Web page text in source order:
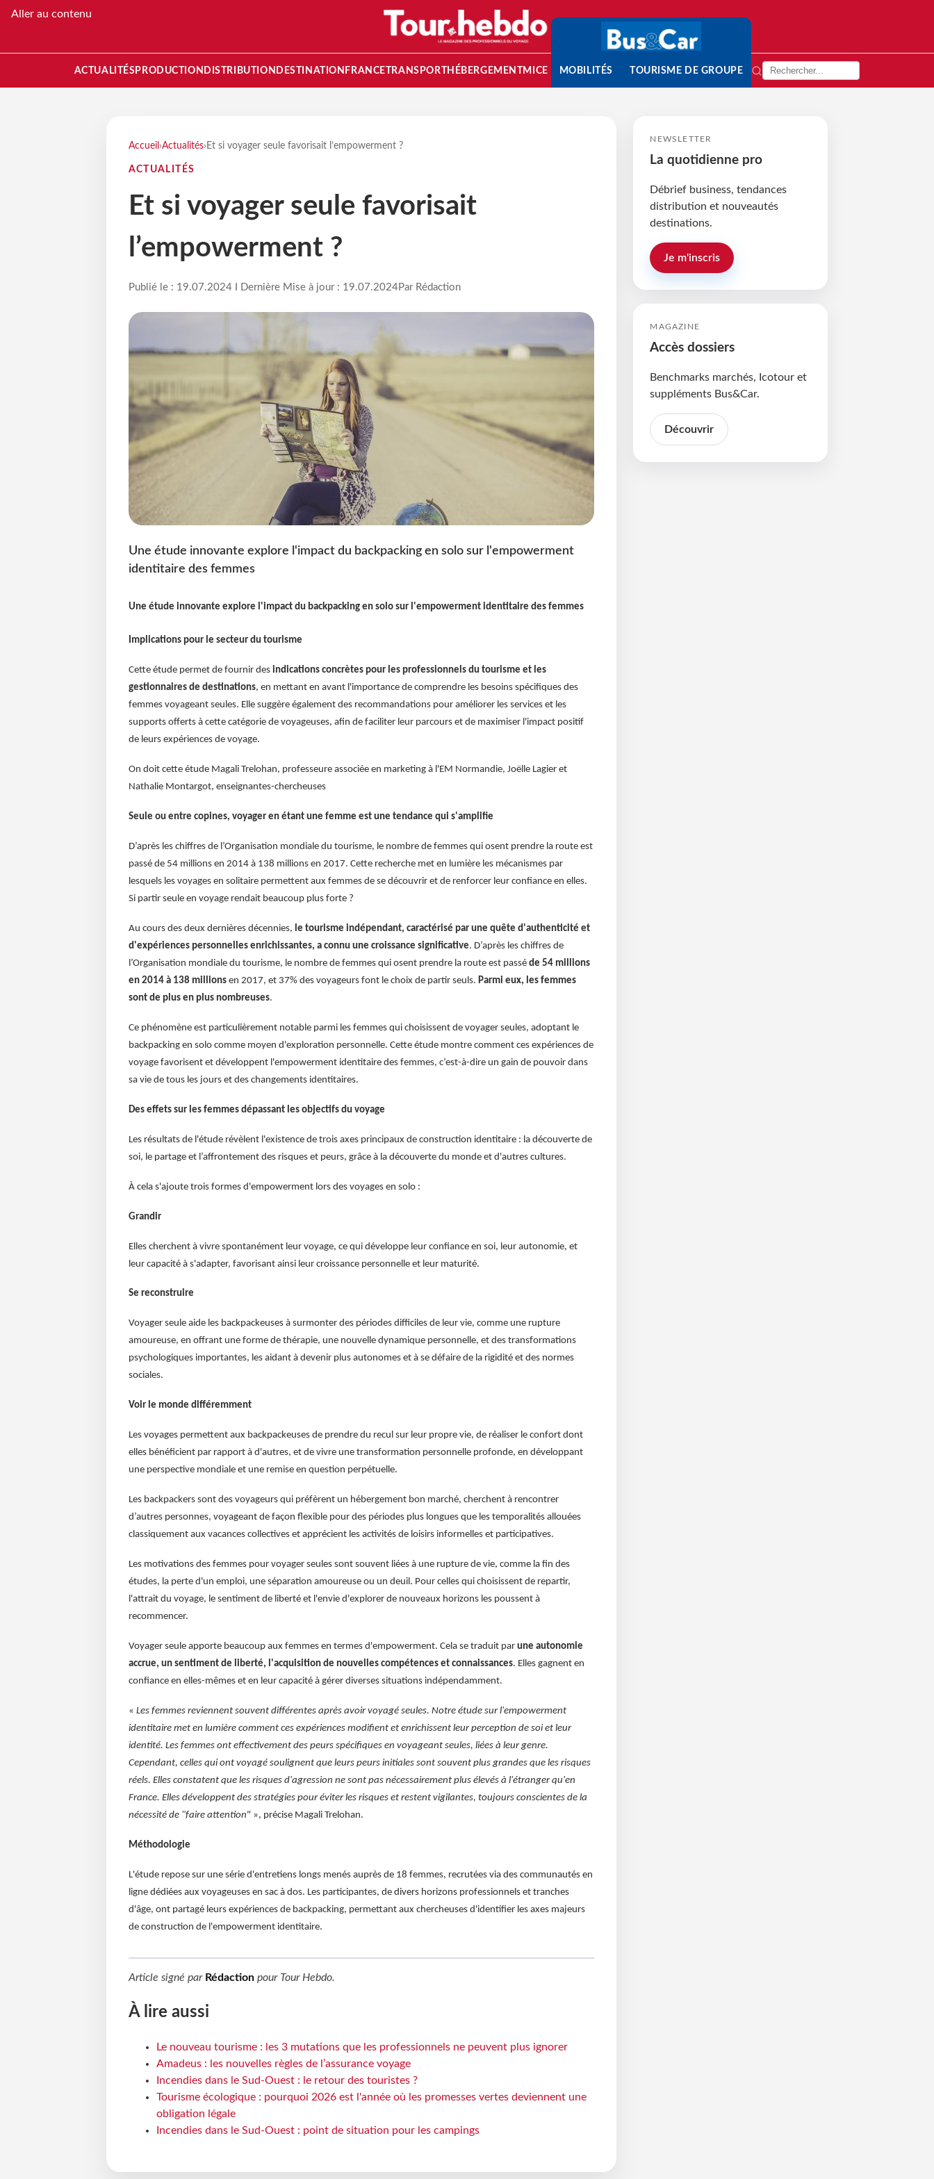
Aller au contenu
ACTUALITÉS PRODUCTION DISTRIBUTION DESTINATION FRANCETRANSPORT HÉBERGEMENTMICE MOBILITÉS TOURISME DE GROUPE
Accueil ›Actualités› Et si voyager seule favorisait l’empowerment ?
ACTUALITÉS
Et si voyager seule favorisait
l’empowerment ?
Publié le : 19.07.2024 I Dernière Mise à jour : 19.07.2024Par Rédaction
Une étude innovante explore l'impact du backpacking en solo sur l'empowerment
identitaire des femmes
Une étude innovante explore l'impact du backpacking en solo sur l'empowerment identitaire des femmes
Implications pour le secteur du tourisme
Cette étude permet de fournir des indications concrètes pour les professionnels du tourisme et les
gestionnaires de destinations, en mettant en avant l'importance de comprendre les besoins spécifiques des
femmes voyageant seules. Elle suggère également des recommandations pour améliorer les services et les
supports offerts à cette catégorie de voyageuses, afin de faciliter leur parcours et de maximiser l'impact positif
de leurs expériences de voyage.
On doit cette étude Magali Trelohan, professeure associée en marketing à l'EM Normandie, Joëlle Lagier et
Nathalie Montargot, enseignantes-chercheuses
Seule ou entre copines, voyager en étant une femme est une tendance qui s'amplifie
D’après les chiffres de l’Organisation mondiale du tourisme, le nombre de femmes qui osent prendre la route est
passé de 54 millions en 2014 à 138 millions en 2017. Cette recherche met en lumière les mécanismes par
lesquels les voyages en solitaire permettent aux femmes de se découvrir et de renforcer leur confiance en elles.
Si partir seule en voyage rendait beaucoup plus forte ?
Au cours des deux dernières décennies, le tourisme indépendant, caractérisé par une quête d'authenticité et
d'expériences personnelles enrichissantes, a connu une croissance significative. D’après les chiffres de
l’Organisation mondiale du tourisme, le nombre de femmes qui osent prendre la route est passé de 54 millions
en 2014 à 138 millionsen 2017, et 37% des voyageurs font le choix de partir seuls. Parmi eux, les femmes
sont de plus en plus nombreuses.
Ce phénomène est particulièrement notable parmi les femmes qui choisissent de voyager seules, adoptant le
backpacking en solo comme moyen d'exploration personnelle. Cette étude montre comment ces expériences de
voyage favorisent et développent l'empowerment identitaire des femmes, c’est-à-dire un gain de pouvoir dans
sa vie de tous les jours et des changements identitaires.
Des effets sur les femmes dépassant les objectifs du voyage
Les résultats de l'étude révèlent l'existence de trois axes principaux de construction identitaire : la découverte de
soi, le partage et l’affrontement des risques et peurs, grâce à la découverte du monde et d'autres cultures.
À cela s'ajoute trois formes d'empowerment lors des voyages en solo :
Grandir
Elles cherchent à vivre spontanément leur voyage, ce qui développe leur confiance en soi, leur autonomie, et
leur capacité à s'adapter, favorisant ainsi leur croissance personnelle et leur maturité.
Se reconstruire
Voyager seule aide les backpackeuses à surmonter des périodes difficiles de leur vie, comme une rupture
amoureuse, en offrant une forme de thérapie, une nouvelle dynamique personnelle, et des transformations
psychologiques importantes, les aidant à devenir plus autonomes et à se défaire de la rigidité et des normes
sociales.
Voir le monde différemment
Les voyages permettent aux backpackeuses de prendre du recul sur leur propre vie, de réaliser le confort dont
elles bénéficient par rapport à d'autres, et de vivre une transformation personnelle profonde, en développant
une perspective mondiale et une remise en question perpétuelle.
Les backpackers sont des voyageurs qui préfèrent un hébergement bon marché, cherchent à rencontrer
d’autres personnes, voyageant de façon flexible pour des périodes plus longues que les temporalités allouées
classiquement aux vacances collectives et apprécient les activités de loisirs informelles et participatives.
Les motivations des femmes pour voyager seules sont souvent liées à une rupture de vie, comme la fin des
études, la perte d'un emploi, une séparation amoureuse ou un deuil. Pour celles qui choisissent de repartir,
l'attrait du voyage, le sentiment de liberté et l'envie d'explorer de nouveaux horizons les poussent à
recommencer.
Voyager seule apporte beaucoup aux femmes en termes d'empowerment. Cela se traduit par une autonomie
accrue, un sentiment de liberté, l'acquisition de nouvelles compétences et connaissances. Elles gagnent en
confiance en elles-mêmes et en leur capacité à gérer diverses situations indépendamment.
« Les femmes reviennent souvent différentes après avoir voyagé seules. Notre étude sur l'empowerment
identitaire met en lumière comment ces expériences modifient et enrichissent leur perception de soi et leur
identité. Les femmes ont effectivement des peurs spécifiques en voyageant seules, liées à leur genre.
Cependant, celles qui ont voyagé soulignent que leurs peurs initiales sont souvent plus grandes que les risques
réels. Elles constatent que les risques d'agression ne sont pas nécessairement plus élevés à l'étranger qu'en
France. Elles développent des stratégies pour éviter les risques et restent vigilantes, toujours conscientes de la
nécessité de "faire attention" », précise Magali Trelohan.
Méthodologie
L'étude repose sur une série d'entretiens longs menés auprès de 18 femmes, recrutées via des communautés en
ligne dédiées aux voyageuses en sac à dos. Les participantes, de divers horizons professionnels et tranches
d'âge, ont partagé leurs expériences de backpacking, permettant aux chercheuses d'identifier les axes majeurs
de construction de l'empowerment identitaire.
Article signé par Rédactionpour Tour Hebdo.
À lire aussi
Le nouveau tourisme : les 3 mutations que les professionnels ne peuvent plus ignorer
Amadeus : les nouvelles règles de l’assurance voyage
Incendies dans le Sud-Ouest : le retour des touristes ?
Tourisme écologique : pourquoi 2026 est l'année où les promesses vertes deviennent une
obligation légale
Incendies dans le Sud-Ouest : point de situation pour les campings
NEWSLETTER
La quotidienne pro
Débrief business, tendances
distribution et nouveautés
destinations.
Je m'inscris
MAGAZINE
Accès dossiers
Benchmarks marchés, Icotour et
suppléments Bus&Car.
Découvrir